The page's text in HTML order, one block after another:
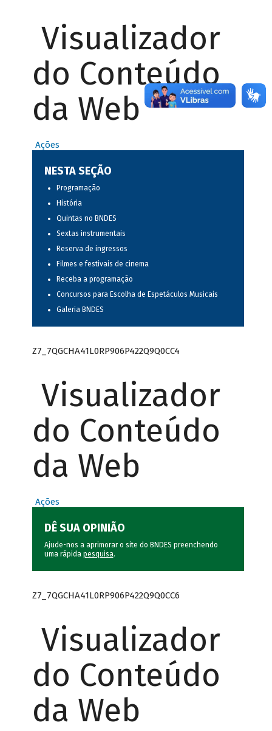
Visualizador
do Conteúdo
da Web
Ações
NESTA SEÇÃO
Programação
História
Quintas no BNDES
Sextas instrumentais
Reserva de ingressos
Filmes e festivais de cinema
Receba a programação
Concursos para Escolha de Espetáculos Musicais
Galeria BNDES
Z7_7QGCHA41L0RP906P422Q9Q0CC4
Visualizador
do Conteúdo
da Web
Ações
DÊ SUA OPINIÃO
Ajude-nos a aprimorar o site do BNDES preenchendo
uma rápida pesquisa.
Z7_7QGCHA41L0RP906P422Q9Q0CC6
Visualizador
do Conteúdo
da Web